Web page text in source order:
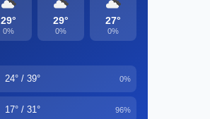
29°
0%
29°
0%
27°
0%
24° / 39° 0%
17° / 31° 96%